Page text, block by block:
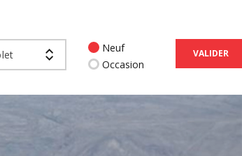
Neuf
Occasion
VALIDER